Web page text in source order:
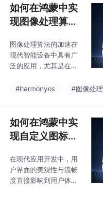
系统本身并不直接提供
视频通话功能，但
训练和推理的速度。尤
其是在推理阶段，硬件
加速能够满足实时响应
化：通过量化、剪枝等
优化手段减少模型大小
和计算复杂度，提高推
处理：在数据输入到模
增强和降噪等，以减少
不必要的计
如何在鸿蒙中实
现图像处理算法
图像处理算法的加速在
现代智能设备中具有广
泛的应用，尤其是在需
场景中，硬件加速技术
GPU和AI硬件的支持，
开发者可以高效地实现
图像处理算法的加速。
U和AI芯片进行并行计
算和推理加速，提升图
像处理效率。算法优
#harmonyos #图像处理
如何在鸿蒙中实
现自定义图标与
在现代应用开发中，用
户界面的美观性与流畅
度直接影响到用户体